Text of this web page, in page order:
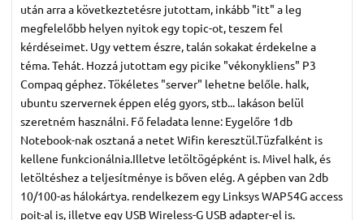
után arra a következtetésre jutottam, inkább "itt" a leg
megfelelőbb helyen nyitok egy topic-ot, teszem fel
kérdéseimet. Ugy vettem észre, talán sokakat érdekelne a
téma. Tehát. Hozzá jutottam egy picike "vékonykliens" P3
Compaq géphez. Tökéletes "server" lehetne belőle. halk,
ubuntu szervernek éppen elég gyors, stb... lakáson belül
szeretném használni. Fő feladata lenne: Eygelőre 1db
Notebook-nak osztaná a netet Wifin keresztül.Tüzfalként is
kellene funkcionálnia.Illetve letöltögépként is. Mivel halk, és
letöltéshez a teljesítménye is bőven elég. A gépben van 2db
10/100-as hálokártya. rendelkezem egy Linksys WAP54G access
poit-al is, illetve egy USB Wireless-G USB adapter-el is.